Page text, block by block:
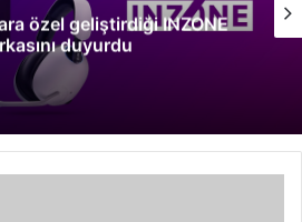
özel geliştirdiği INZONE
duyurdu